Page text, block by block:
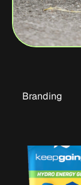
Branding